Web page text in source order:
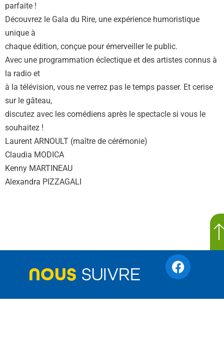
parfaite !
Découvrez le Gala du Rire, une expérience humoristique
unique à
chaque édition, conçue pour émerveiller le public.
Avec une programmation éclectique et des artistes connus à
la radio et
à la télévision, vous ne verrez pas le temps passer. Et cerise
sur le gâteau,
discutez avec les comédiens après le spectacle si vous le
souhaitez !
Laurent ARNOULT (maître de cérémonie)
Claudia MODICA
Kenny MARTINEAU
Alexandra PIZZAGALI
NOUS SUIVRE